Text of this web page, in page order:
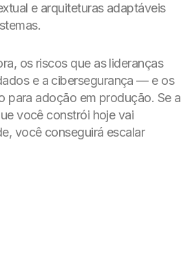
e arquiteturas adaptáveis
os riscos que as lideranças
e a cibersegurança — e os
para adoção em produção. Se a
você constrói hoje vai
você conseguirá escalar